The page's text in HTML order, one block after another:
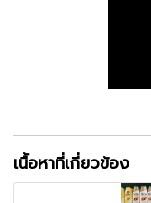
เนื้อหาที่เกี่ยวข้อง